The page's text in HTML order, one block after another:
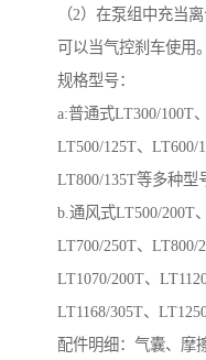
（2）在泵组中充当
可以当气控刹车使用。
规格型号：
a:普通式LT300/100T
LT500/125T、LT600/
LT800/135T等多种型
b.通风式LT500/200T
LT700/250T、LT800/
LT1070/200T、
LT1168/305T、
配件明细：气囊、摩